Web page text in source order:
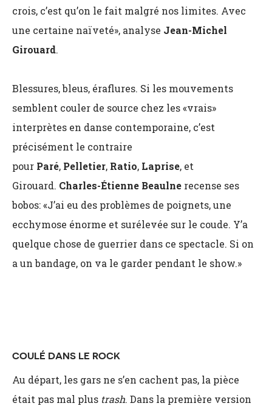
crois, c’est qu’on le fait malgré nos limites. Avec
une certaine naïveté», analyse Jean-Michel
Girouard.
Blessures, bleus, éraflures. Si les mouvements
semblent couler de source chez les «vrais»
interprètes en danse contemporaine, c’est
précisément le contraire
pour Paré, Pelletier, Ratio, Laprise, et
Girouard. Charles-Étienne Beaulne recense ses
bobos: «J’ai eu des problèmes de poignets, une
ecchymose énorme et surélevée sur le coude. Y’a
quelque chose de guerrier dans ce spectacle. Si on
a un bandage, on va le garder pendant le show.»
COULÉ DANS LE ROCK
Au départ, les gars ne s’en cachent pas, la pièce
était pas mal plus trash. Dans la première version